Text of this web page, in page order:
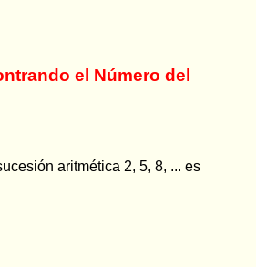
el Número del
aritmética 2, 5, 8, ... es